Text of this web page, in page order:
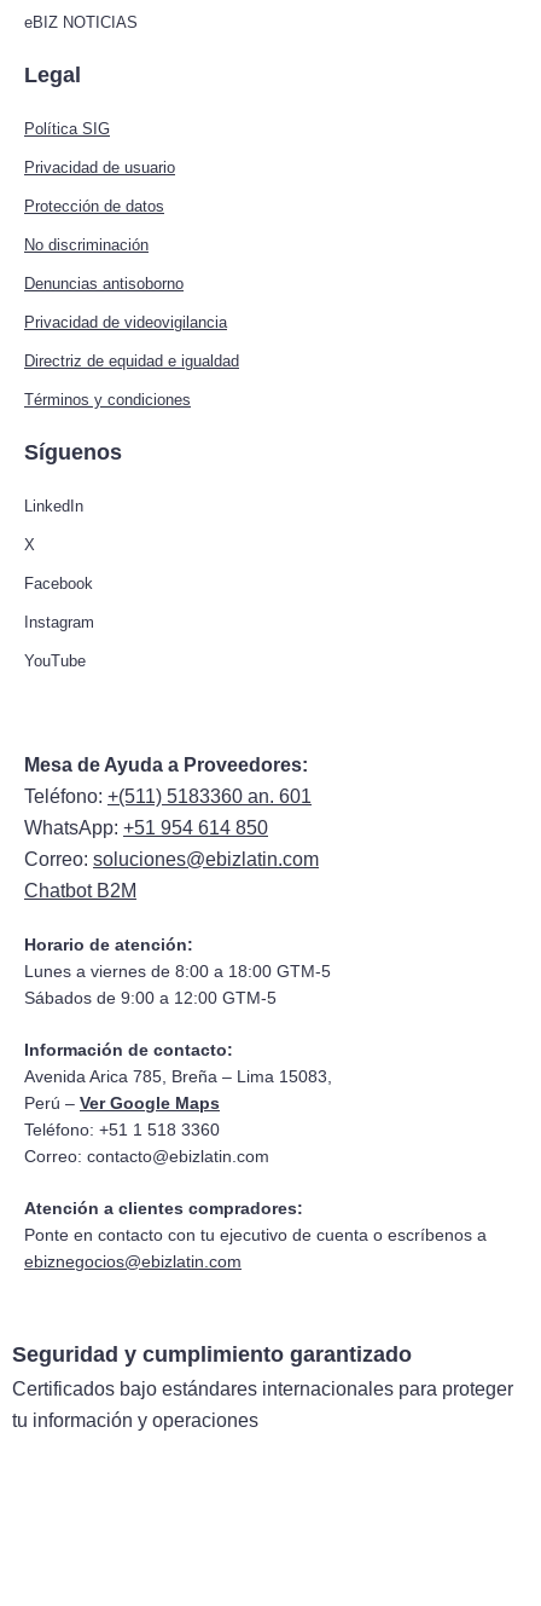
eBIZ NOTICIAS
Legal
Política SIG
Privacidad de usuario
Protección de datos
No discriminación
Denuncias antisoborno
Privacidad de videovigilancia
Directriz de equidad e igualdad
Términos y condiciones
Síguenos
LinkedIn
X
Facebook
Instagram
YouTube
Mesa de Ayuda a Proveedores:
Teléfono: +(511) 5183360 an. 601
WhatsApp: +51 954 614 850
Correo: soluciones@ebizlatin.com
Chatbot B2M
Horario de atención:
Lunes a viernes de 8:00 a 18:00 GTM-5
Sábados de 9:00 a 12:00 GTM-5
Información de contacto:
Avenida Arica 785, Breña – Lima 15083,
Perú – Ver Google Maps
Teléfono: +51 1 518 3360
Correo: contacto@ebizlatin.com
Atención a clientes compradores:
Ponte en contacto con tu ejecutivo de cuenta o escríbenos a
ebiznegocios@ebizlatin.com
Seguridad y cumplimiento garantizado
Certificados bajo estándares internacionales para proteger
tu información y operaciones